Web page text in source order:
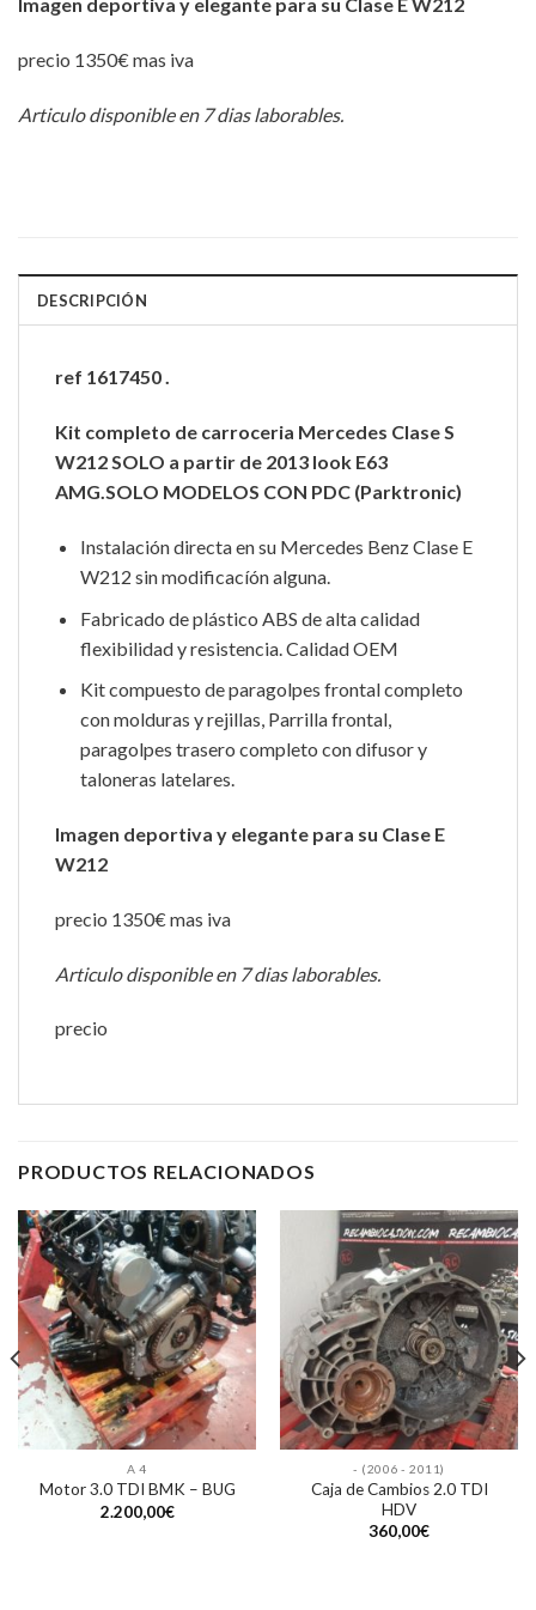
precio 1350€ mas iva
Articulo disponible en 7 dias laborables.
DESCRIPCIÓN
ref 1617450 .
Kit completo de carroceria Mercedes Clase S
W212 SOLO a partir de 2013 look E63
AMG.SOLO MODELOS CON PDC (Parktronic)
Instalación directa en su Mercedes Benz Clase E
W212 sin modificacíón alguna.
Fabricado de plástico ABS de alta calidad
flexibilidad y resistencia. Calidad OEM
Kit compuesto de paragolpes frontal completo
con molduras y rejillas, Parrilla frontal,
paragolpes trasero completo con difusor y
taloneras latelares.
Imagen deportiva y elegante para su Clase E
W212
precio 1350€ mas iva
Articulo disponible en 7 dias laborables.
precio
PRODUCTOS RELACIONADOS
A 4
Motor 3.0 TDI BMK – BUG
2.200,00€
- (2006 - 2011)
Caja de Cambios 2.0 TDI
HDV
360,00€